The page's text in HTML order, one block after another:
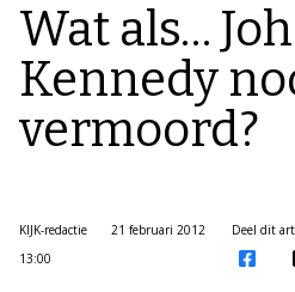
Wat als…
Kennedy
vermoord?
KIJK-redactie
21 februari 2012
13:00
Deel dit